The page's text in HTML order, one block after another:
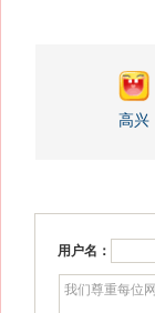
高兴
用户名：